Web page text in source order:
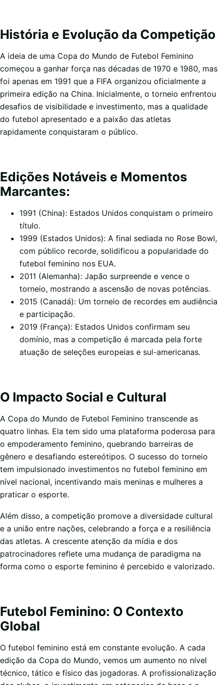
História e Evolução da Competição
A ideia de uma Copa do Mundo de Futebol Feminino
começou a ganhar força nas décadas de 1970 e 1980, mas
foi apenas em 1991 que a FIFA organizou oficialmente a
primeira edição na China. Inicialmente, o torneio enfrentou
desafios de visibilidade e investimento, mas a qualidade
do futebol apresentado e a paixão das atletas
rapidamente conquistaram o público.
Edições Notáveis e Momentos
Marcantes:
1991 (China): Estados Unidos conquistam o primeiro
título.
1999 (Estados Unidos): A final sediada no Rose Bowl,
com público recorde, solidificou a popularidade do
futebol feminino nos EUA.
2011 (Alemanha): Japão surpreende e vence o
torneio, mostrando a ascensão de novas potências.
2015 (Canadá): Um torneio de recordes em audiência
e participação.
2019 (França): Estados Unidos confirmam seu
domínio, mas a competição é marcada pela forte
atuação de seleções europeias e sul-americanas.
O Impacto Social e Cultural
A Copa do Mundo de Futebol Feminino transcende as
quatro linhas. Ela tem sido uma plataforma poderosa para
o empoderamento feminino, quebrando barreiras de
gênero e desafiando estereótipos. O sucesso do torneio
tem impulsionado investimentos no futebol feminino em
nível nacional, incentivando mais meninas e mulheres a
praticar o esporte.
Além disso, a competição promove a diversidade cultural
e a união entre nações, celebrando a força e a resiliência
das atletas. A crescente atenção da mídia e dos
patrocinadores reflete uma mudança de paradigma na
forma como o esporte feminino é percebido e valorizado.
Futebol Feminino: O Contexto
Global
O futebol feminino está em constante evolução. A cada
edição da Copa do Mundo, vemos um aumento no nível
técnico, tático e físico das jogadoras. A profissionalização